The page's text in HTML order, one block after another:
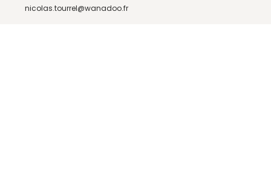
nicolas.tourrel@wanadoo.fr